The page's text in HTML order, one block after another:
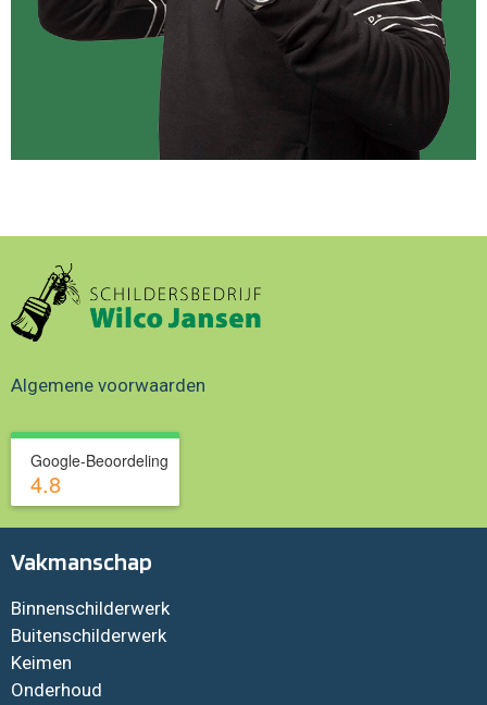
Algemene voorwaarden
Google-Beoordeling
4.8
Vakmanschap
Binnenschilderwerk
Buitenschilderwerk
Keimen
Onderhoud